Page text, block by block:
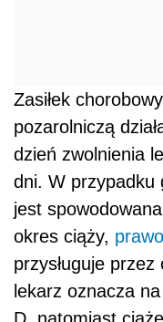
Zasiłek
pozarolniczą
dzień zwolnienia
dni. W przypadku
jest
okres ciąży, prawo
przysługuje
lekarz oznacza
D, natomiast